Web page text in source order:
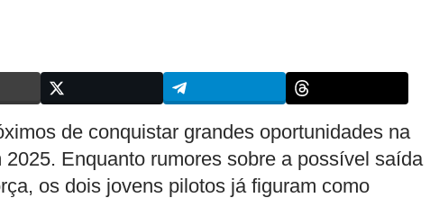
de conquistar grandes oportunidades na
2025. Enquanto rumores sobre a possível saída
os dois jovens pilotos já figuram como